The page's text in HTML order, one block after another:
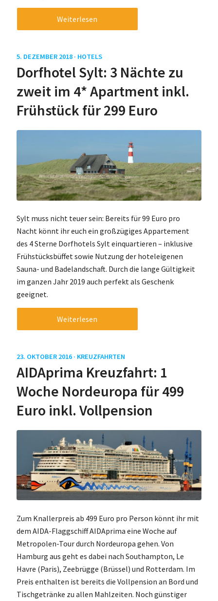
Weiterlesen
5. DEZEMBER 2018 · HOTELS
Dorfhotel Sylt: 3 Nächte zu
zweit im 4* Apartment inkl.
Frühstück für 299 Euro
Sylt muss nicht teuer sein: Bereits für 99 Euro pro
Nacht könnt ihr euch ein großzügiges Appartement
des 4 Sterne Dorfhotels Sylt einquartieren – inklusive
Frühstücksbüffet sowie Nutzung der hoteleigenen
Sauna- und Badelandschaft. Durch die lange Gültigkeit
im ganzen Jahr 2019 auch perfekt als Geschenk
geeignet.
Weiterlesen
23. OKTOBER 2016 · KREUZFAHRTEN
AIDAprima Kreuzfahrt: 1
Woche Nordeuropa für 499
Euro inkl. Vollpension
Zum Knallerpreis ab 499 Euro pro Person könnt ihr mit
dem AIDA-Flaggschiff AIDAprima eine Woche auf
Metropolen-Tour durch Nordeuropa gehen. Von
Hamburg aus geht es dabei nach Southampton, Le
Havre (Paris), Zeebrügge (Brüssel) und Rotterdam. Im
Preis enthalten ist bereits die Vollpension an Bord und
Tischgetränke zu allen Mahlzeiten. Noch günstiger